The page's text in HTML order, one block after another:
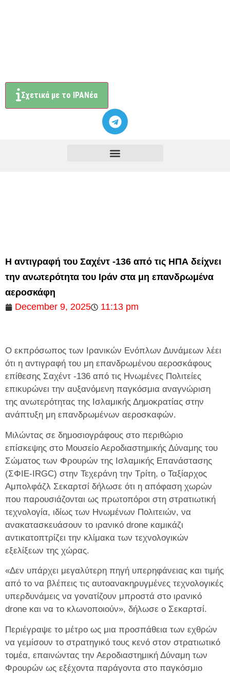
Σχετικά με το ΙΡΑΝέα
Η αντιγραφή του Σαχέντ -136 από τις ΗΠΑ δείχνει
την ανωτερότητα του Ιράν στα μη επανδρωμένα
αεροσκάφη
December 9, 2025
11:13 pm
Ο εκπρόσωπος των Ιρανικών Ενόπλων Δυνάμεων λέει
ότι η αντιγραφή του μη επανδρωμένου αεροσκάφους
επίθεσης Σαχέντ -136 από τις Ηνωμένες Πολιτείες
επικυρώνει την αυξανόμενη παγκόσμια αναγνώριση
της ανωτερότητας της Ισλαμικής Δημοκρατίας στην
ανάπτυξη μη επανδρωμένων αεροσκαφών.
Μιλώντας σε δημοσιογράφους στο περιθώριο
επίσκεψης στο Μουσείο Αεροδιαστημικής Δύναμης του
Σώματος των Φρουρών της Ισλαμικής Επανάστασης
(ΣΦΙΕ-IRGC) στην Τεχεράνη την Τρίτη, ο Ταξίαρχος
Αμπολφάζλ Σεκαρτσί δήλωσε ότι η απόφαση χωρών
που παρουσιάζονται ως πρωτοπόροι στη στρατιωτική
τεχνολογία, ιδίως των Ηνωμένων Πολιτειών, να
ανακατασκευάσουν το ιρανικό drone καμικάζι
αντικατοπτρίζει την κλίμακα των τεχνολογικών
εξελίξεων της χώρας.
«Δεν υπάρχει μεγαλύτερη πηγή υπερηφάνειας και τιμής
από το να βλέπεις τις αυτοανακηρυγμένες τεχνολογικές
υπερδυνάμεις να γονατίζουν μπροστά στο ιρανικό
drone και να το κλωνοποιούν», δήλωσε ο Σεκαρτσί.
Περιέγραψε το μέτρο ως μια προσπάθεια των εχθρών
να γεμίσουν το στρατηγικό τους κενό στον στρατιωτικό
τομέα, επαινώντας την Αεροδιαστημική Δύναμη των
Φρουρών ως εξέχοντα παράγοντα στο παγκόσμιο